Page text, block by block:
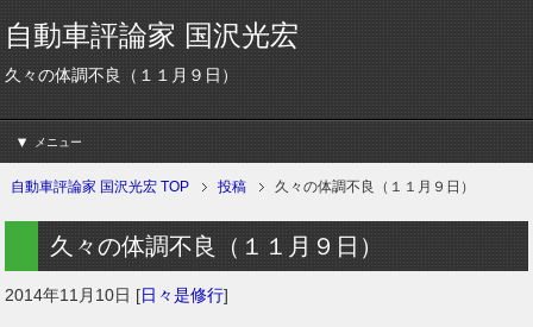
自動車評論家 国沢光宏
久々の体調不良（１１月９日）
メニュー
自動車評論家 国沢光宏 TOP 投稿 久々の体調不良（１１月９日）
久々の体調不良（１１月９日）
2014年11月10日 [日々是修行]